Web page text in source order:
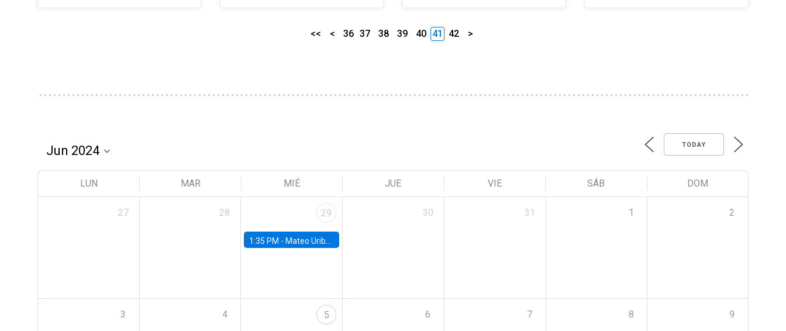
<< < 36 37 38 39 40 41 42 >
TODAY
LUN MAR MIÉ JUE VIE SÁB DOM
27 28 29
1:35 PM - Mateo Uribe-Castro, Universidad de los Andes (Colombia)
30 31 1 2
3 4 5 6 7 8 9